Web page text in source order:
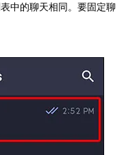
中的聊天相同。要固定聊